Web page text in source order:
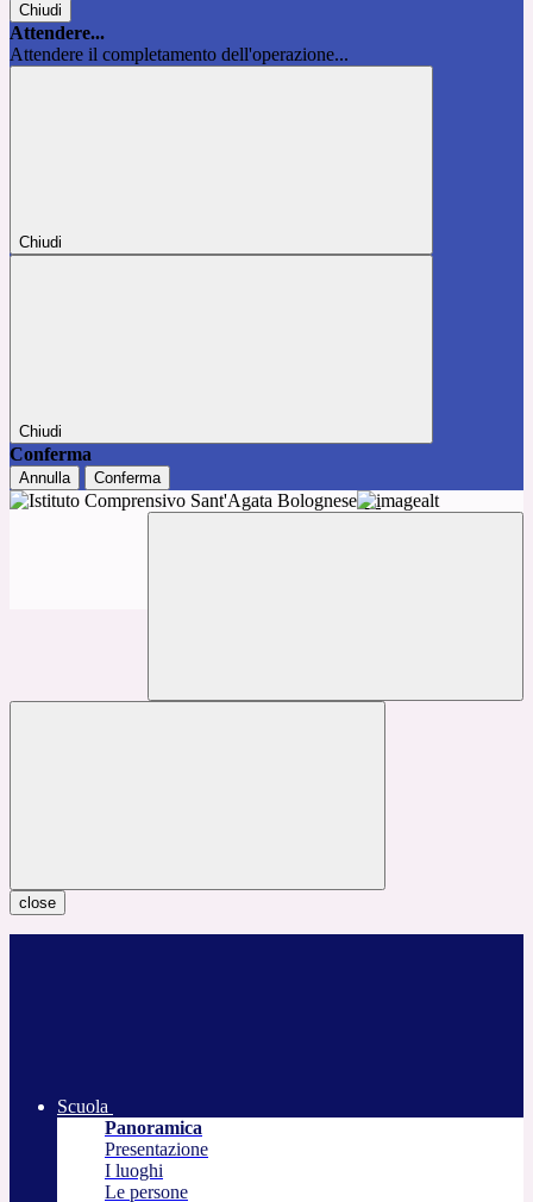
Chiudi
Attendere...
Attendere il completamento dell'operazione...
Chiudi
Chiudi
Conferma
Annulla Conferma
close
Scuola
Panoramica
Presentazione
I luoghi
Le persone